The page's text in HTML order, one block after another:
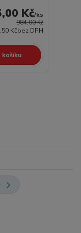
984,00 Kč
Kč/ks
Kčbez DPH
košíku